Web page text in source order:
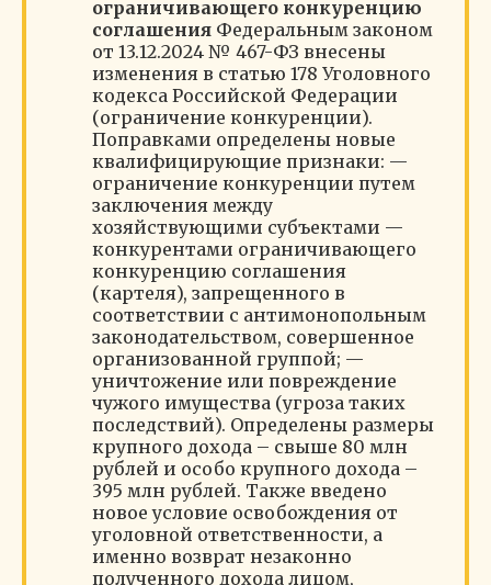
ограничивающего конкуренцию
соглашения Федеральным законом
от 13.12.2024 № 467-ФЗ внесены
изменения в статью 178 Уголовного
кодекса Российской Федерации
(ограничение конкуренции).
Поправками определены новые
квалифицирующие признаки: —
ограничение конкуренции путем
заключения между
хозяйствующими субъектами —
конкурентами ограничивающего
конкуренцию соглашения
(картеля), запрещенного в
соответствии с антимонопольным
законодательством, совершенное
организованной группой; —
уничтожение или повреждение
чужого имущества (угроза таких
последствий). Определены размеры
крупного дохода – свыше 80 млн
рублей и особо крупного дохода –
395 млн рублей. Также введено
новое условие освобождения от
уголовной ответственности, а
именно возврат незаконно
полученного дохода лицом,